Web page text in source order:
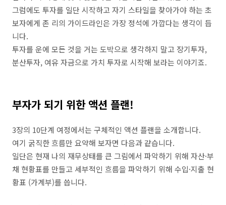
그럼에도 투자를 일단 시작하고 자기 스타일을 찾아가야 하는 초
보자에게 존 리의 가이드라인은 가장 정석에 가깝다는 생각이 듭
니다.
투자를 운에 모든 것을 거는 도박으로 생각하지 말고 장기투자,
분산투자, 여유 자금으로 가치 투자로 시작해 보라는 이야기죠.
부자가 되기 위한 액션 플랜!
3장의 10단계 여정에서는 구체적인 액션 플랜을 소개합니다.
여기 굵직한 흐름만 요약해 보자면 다음과 같습니다.
일단은 현재 나의 재무상태를 큰 그림에서 파악하기 위해 자산·부
채 현황표를 만들고 세부적인 흐름을 파악하기 위해 수입·지출 현
황표 (가계부)를 씁니다.